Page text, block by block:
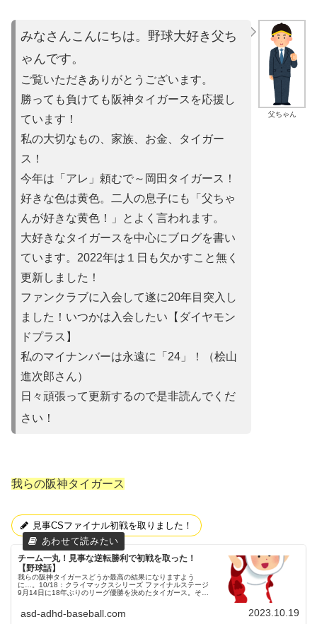
父ちゃん
みなさんこんにちは。野球大好き父ち
ゃんです。
ご覧いただきありがとうございます。
勝っても負けても阪神タイガースを応援し
ています！
私の大切なもの、家族、お金、タイガー
ス！
今年は「アレ」頼むで～岡田タイガース！
好きな色は黄色。二人の息子にも「父ちゃ
んが好きな黄色！」とよ く言われます。
大好きなタイガースを中心にブログを書い
ています。2022年は １日も欠かすこと無く
更新しました！
ファンクラブに入会して遂に20年目突入し
ました！いつかは入会 したい【ダイヤモン
ドプラス】
私のマイナンバーは永遠に「24」！（桧山
進次郎さん）
日々頑張って更新するので是非読んでくだ
さい！
我らの阪神タイガース
見事CSファイナル初戦を取りました！
チーム一丸！見事な逆転勝利で初戦を取った！
【野球話】
我らの阪神タイガースどうか最高の結果になりますよう
に…。10/18：クライマックスシリーズ ファイナルステージ
9月14日に18年ぶりのリーグ優勝を決めたタイガース。それ
asd-adhd-baseball.com 2023.10.19